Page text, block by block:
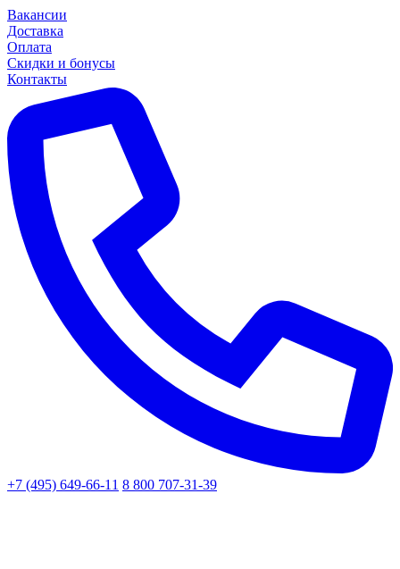
Вакансии
Доставка
Оплата
Скидки и бонусы
Контакты
+7 (495) 649-66-11 8 800 707-31-39